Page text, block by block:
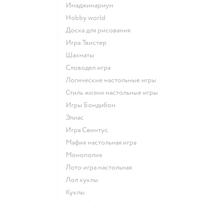
Имаджинариум
Hobby world
Доска для рисования
Игра Твистер
Шахматы
Словодел игра
Логические настольные игры
Стиль жизни настольные игры
Игры Бондибон
Элиас
Игра Свинтус
Мафия настольная игра
Монополия
Лото игра настольная
Лол куклы
Куклы